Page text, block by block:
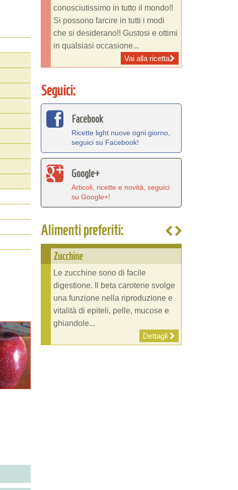
conosciutissimo in tutto il mondo!!
Si possono farcire in tutti i modi
che si desiderano!! Gustosi e ottimi
in qualsiasi occasione...
Vai alla ricetta
Seguici:
Facebook
Ricette light nuove ogni giorno,
seguici su Facebook!
Google+
Articoli, ricette e novità, seguici
su Google+!
Alimenti preferiti:
Zucchine
Le zucchine sono di facile
digestione. Il beta carotene svolge
una funzione nella riproduzione e
vitalità di epiteli, pelle, mucose e
ghiandole...
Dettagli